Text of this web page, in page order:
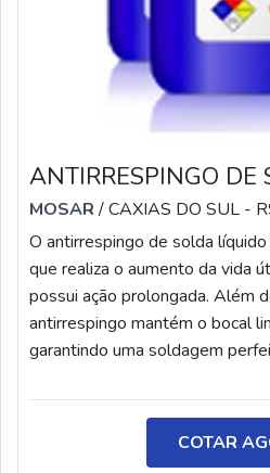
ANTIRRESPINGO DE
MOSAR/ CAXIAS DO SUL -
O antirrespingo de solda
que realiza o aumento da vida
possui ação prolongada. Além
antirrespingo mantém o bocal
garantindo uma soldagem
manual.CONHEÇA O
vantajoso para a indústria,
uma fórmula especial, que foi
COTAR